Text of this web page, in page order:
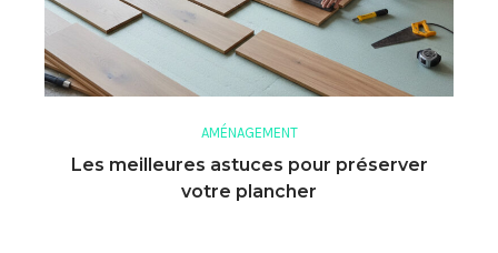
AMÉNAGEMENT
Les meilleures astuces pour préserver
votre plancher